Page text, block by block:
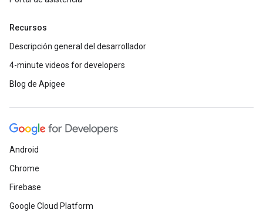
Recursos
Descripción general del desarrollador
4-minute videos for developers
Blog de Apigee
Android
Chrome
Firebase
Google Cloud Platform